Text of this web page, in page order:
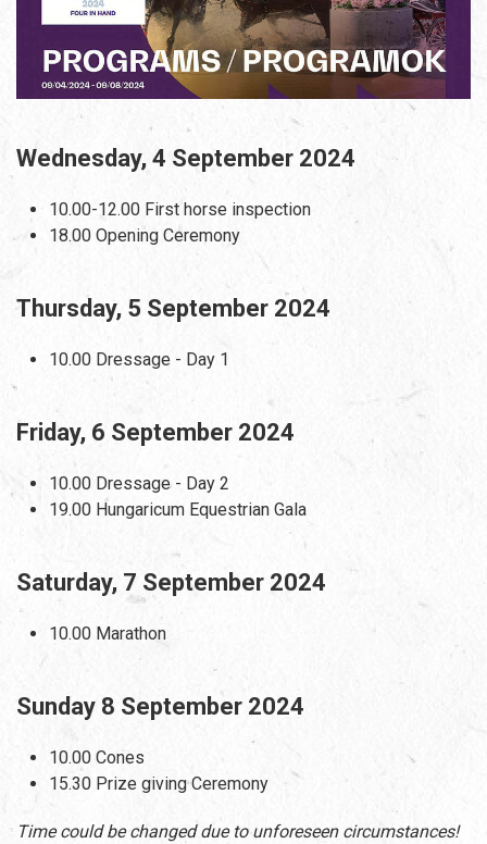
Wednesday, 4 September 2024
10.00-12.00 First horse inspection
18.00 Opening Ceremony
Thursday, 5 September 2024
10.00 Dressage - Day 1
Friday, 6 September 2024
10.00 Dressage - Day 2
19.00 Hungaricum Equestrian Gala
Saturday, 7 September 2024
10.00 Marathon
Sunday 8 September 2024
10.00 Cones
15.30 Prize giving Ceremony
Time could be changed due to unforeseen circumstances!